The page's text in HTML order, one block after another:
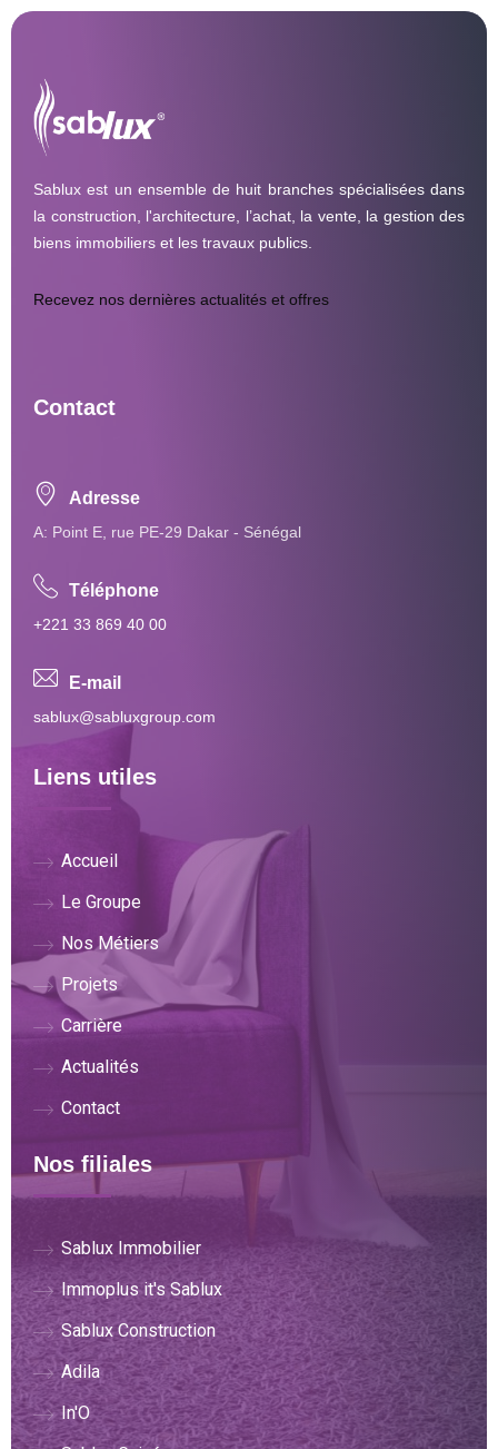
Sablux est un ensemble de huit branches spécialisées dans
la construction, l'architecture, l’achat, la vente, la gestion des
biens immobiliers et les travaux publics.
Recevez nos dernières actualités et offres
Contact
Adresse
A: Point E, rue PE-29 Dakar - Sénégal
Téléphone
+221 33 869 40 00
E-mail
sablux@sabluxgroup.com
Liens utiles
Accueil
Le Groupe
Nos Métiers
Projets
Carrière
Actualités
Contact
Nos filiales
Sablux Immobilier
Immoplus it's Sablux
Sablux Construction
Adila
In'O